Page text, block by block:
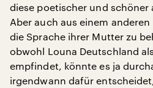
diese poetischer und schöner
Aber auch aus einem
die Sprache ihrer Mutter zu
obwohl Louna Deutschland
empfindet, könnte es ja
irgendwann dafür